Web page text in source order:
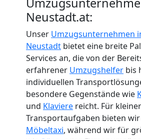
Neustadt.at:
Unser Umzugsunternehmen
Neustadt bietet eine breite
Services an, die von der
erfahrener Umzugshelfer bis
individuellen
besondere Gegenstände wie
und Klaviere reicht. Für
Transportaufgaben bieten
Möbeltaxi, während wir für
Internationaler
Umzug
Nationaler
Umzug